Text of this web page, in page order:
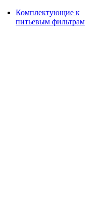
Комплектующие к
питьевым фильтрам